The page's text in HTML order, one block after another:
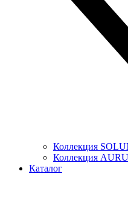
Коллекция
Коллекция
Каталог